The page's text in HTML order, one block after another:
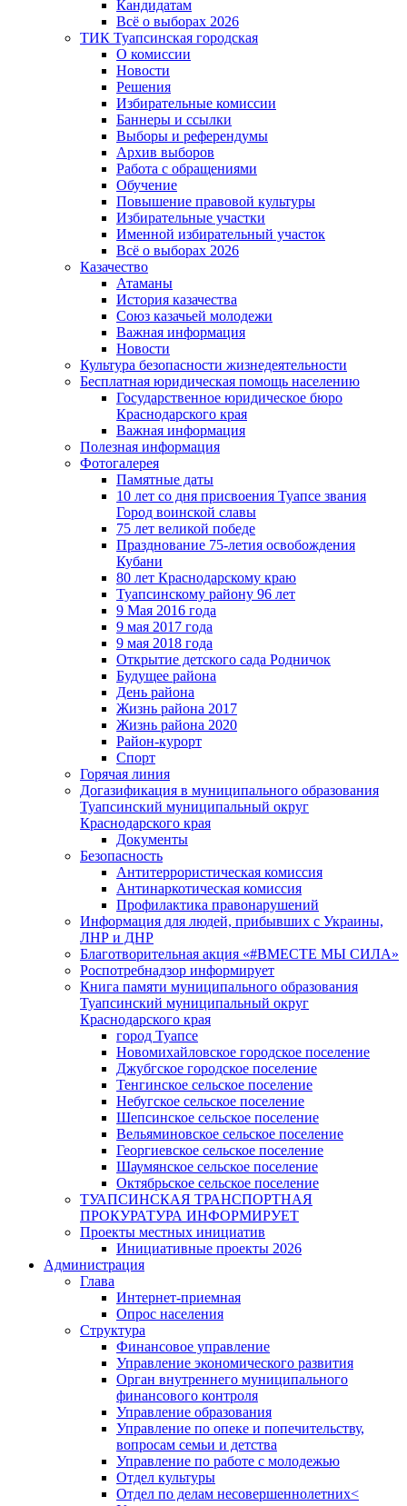
Кандидатам
Всё о выборах 2026
ТИК Туапсинская городская
О комиссии
Новости
Решения
Избирательные комиссии
Баннеры и ссылки
Выборы и референдумы
Архив выборов
Работа с обращениями
Обучение
Повышение правовой культуры
Избирательные участки
Именной избирательный участок
Всё о выборах 2026
Казачество
Атаманы
История казачества
Союз казачьей молодежи
Важная информация
Новости
Культура безопасности жизнедеятельности
Бесплатная юридическая помощь населению
Государственное юридическое бюро
Краснодарского края
Важная информация
Полезная информация
Фотогалерея
Памятные даты
10 лет со дня присвоения Туапсе звания
Город воинской славы
75 лет великой победе
Празднование 75-летия освобождения
Кубани
80 лет Краснодарскому краю
Туапсинскому району 96 лет
9 Мая 2016 года
9 мая 2017 года
9 мая 2018 года
Открытие детского сада Родничок
Будущее района
День района
Жизнь района 2017
Жизнь района 2020
Район-курорт
Спорт
Горячая линия
Догазификация в муниципального образования
Туапсинский муниципальный округ
Краснодарского края
Документы
Безопасность
Антитеррористическая комиссия
Антинаркотическая комиссия
Профилактика правонарушений
Информация для людей, прибывших с Украины,
ЛНР и ДНР
Благотворительная акция «#ВМЕСТЕ МЫ СИЛА»
Роспотребнадзор информирует
Книга памяти муниципального образования
Туапсинский муниципальный округ
Краснодарского края
город Туапсе
Новомихайловское городское поселение
Джубгское городское поселение
Тенгинское сельское поселение
Небугское сельское поселение
Шепсинское сельское поселение
Вельяминовское сельское поселение
Георгиевское сельское поселение
Шаумянское сельское поселение
Октябрьское сельское поселение
ТУАПСИНСКАЯ ТРАНСПОРТНАЯ
ПРОКУРАТУРА ИНФОРМИРУЕТ
Проекты местных инициатив
Инициативные проекты 2026
Администрация
Глава
Интернет-приемная
Опрос населения
Структура
Финансовое управление
Управление экономического развития
Орган внутреннего муниципального
финансового контроля
Управление образования
Управление по опеке и попечительству,
вопросам семьи и детства
Управление по работе с молодежью
Отдел культуры
Отдел по делам несовершеннолетних<